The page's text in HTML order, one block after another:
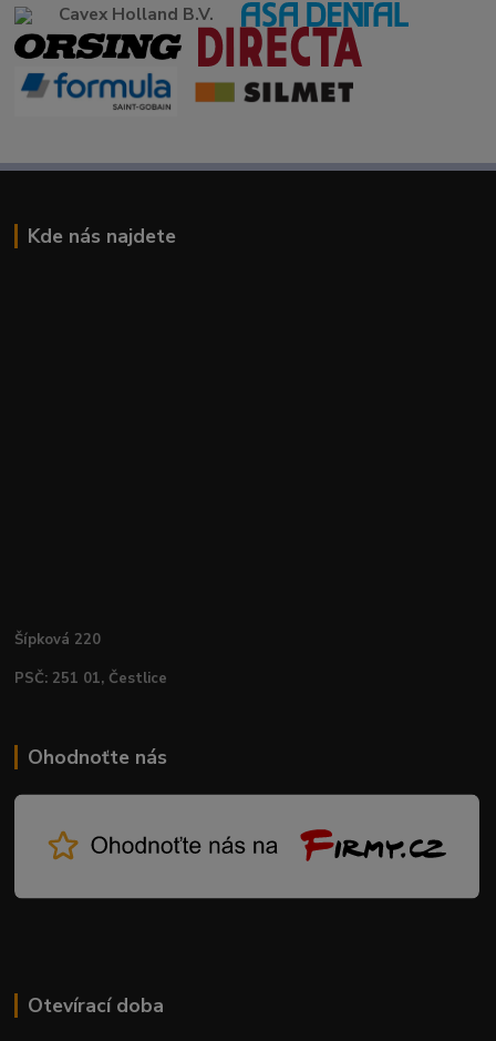
Cavex Holland B.V.
Kde nás najdete
Šípková 220
PSČ: 251 01, Čestlice
Ohodnoťte nás
Otevírací doba